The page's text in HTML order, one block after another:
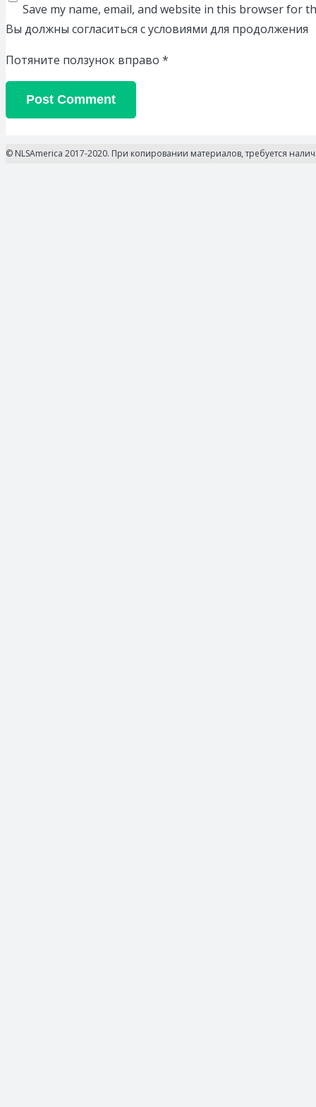
Save my name, email, and website in this browser for
Вы должны согласиться с условиями для продолжения
Потяните ползунок вправо *
Post Comment
© NLSAmerica 2017-2020. При копировании материалов, требуется